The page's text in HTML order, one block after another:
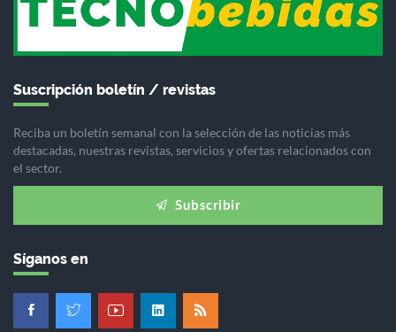
Suscripción boletín / revistas
Reciba un boletín semanal con la selección de las noticias más
destacadas, nuestras revistas, servicios y ofertas relacionados con
el sector.
Subscribir
Síganos en